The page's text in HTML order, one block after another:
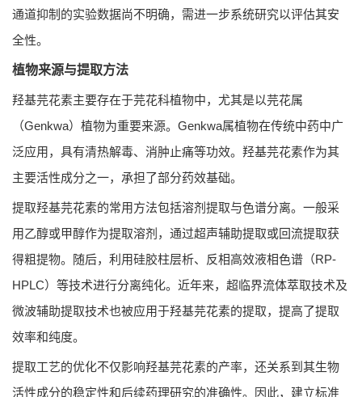
通道抑制的实验数据尚不明确，需进一步系统研究以评估其安
全性。
植物来源与提取方法
羟基芫花素主要存在于芫花科植物中，尤其是以芫花属
（Genkwa）植物为重要来源。Genkwa属植物在传统中药中广
泛应用，具有清热解毒、消肿止痛等功效。羟基芫花素作为其
主要活性成分之一，承担了部分药效基础。
提取羟基芫花素的常用方法包括溶剂提取与色谱分离。一般采
用乙醇或甲醇作为提取溶剂，通过超声辅助提取或回流提取获
得粗提物。随后，利用硅胶柱层析、反相高效液相色谱（RP-
HPLC）等技术进行分离纯化。近年来，超临界流体萃取技术及
微波辅助提取技术也被应用于羟基芫花素的提取，提高了提取
效率和纯度。
提取工艺的优化不仅影响羟基芫花素的产率，还关系到其生物
活性成分的稳定性和后续药理研究的准确性。因此，建立标准